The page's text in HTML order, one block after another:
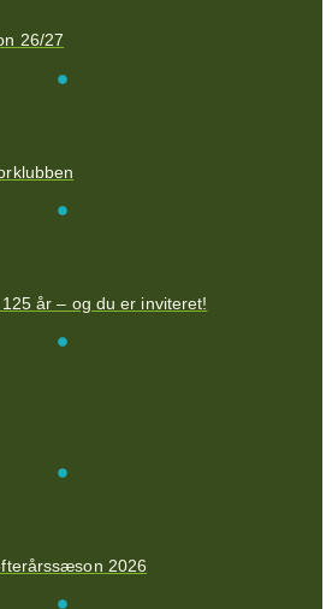
26/27
år – og du er inviteret!
2026